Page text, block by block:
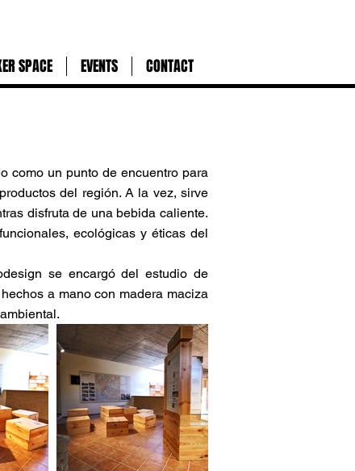
SPACE EVENTS CONTACT
como un punto de encuentro para
del región. A la vez, sirve
disfruta de una bebida caliente.
ecológicas y éticas del
se encargó del estudio de
a mano con madera maciza